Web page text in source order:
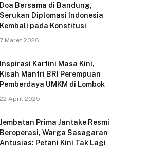
Doa Bersama di Bandung,
Serukan Diplomasi Indonesia
Kembali pada Konstitusi
7 Maret 2026
Inspirasi Kartini Masa Kini,
Kisah Mantri BRI Perempuan
Pemberdaya UMKM di Lombok
22 April 2025
Jembatan Prima Jantake Resmi
Beroperasi, Warga Sasagaran
Antusias: Petani Kini Tak Lagi